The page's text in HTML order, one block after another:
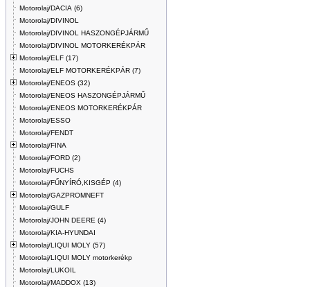
Motorolaj/DACIA (6)
Motorolaj/DIVINOL
Motorolaj/DIVINOL HASZONGÉPJÁRMŰ
Motorolaj/DIVINOL MOTORKERÉKPÁR
Motorolaj/ELF (17)
Motorolaj/ELF MOTORKERÉKPÁR (7)
Motorolaj/ENEOS (32)
Motorolaj/ENEOS HASZONGÉPJÁRMŰ
Motorolaj/ENEOS MOTORKERÉKPÁR
Motorolaj/ESSO
Motorolaj/FENDT
Motorolaj/FINA
Motorolaj/FORD (2)
Motorolaj/FUCHS
Motorolaj/FŰNYÍRÓ,KISGÉP (4)
Motorolaj/GAZPROMNEFT
Motorolaj/GULF
Motorolaj/JOHN DEERE (4)
Motorolaj/KIA-HYUNDAI
Motorolaj/LIQUI MOLY (57)
Motorolaj/LIQUI MOLY motorkerékp
Motorolaj/LUKOIL
Motorolaj/MADDOX (13)